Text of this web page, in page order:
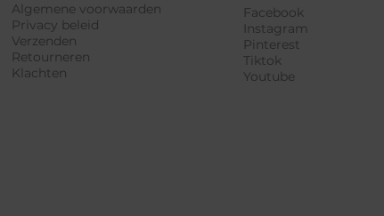
Algemene voorwaarden
Privacy beleid
Verzenden
Retourneren
Klachten
Facebook
Instagram
Pinterest
Tiktok
Youtube